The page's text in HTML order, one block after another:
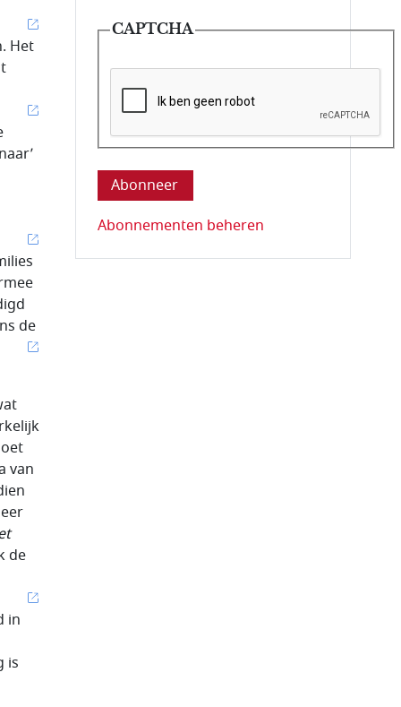
Het
de
van
de
in
is
CAPTCHA
Deze vraag is om te controleren dat u
Abonnementen beheren